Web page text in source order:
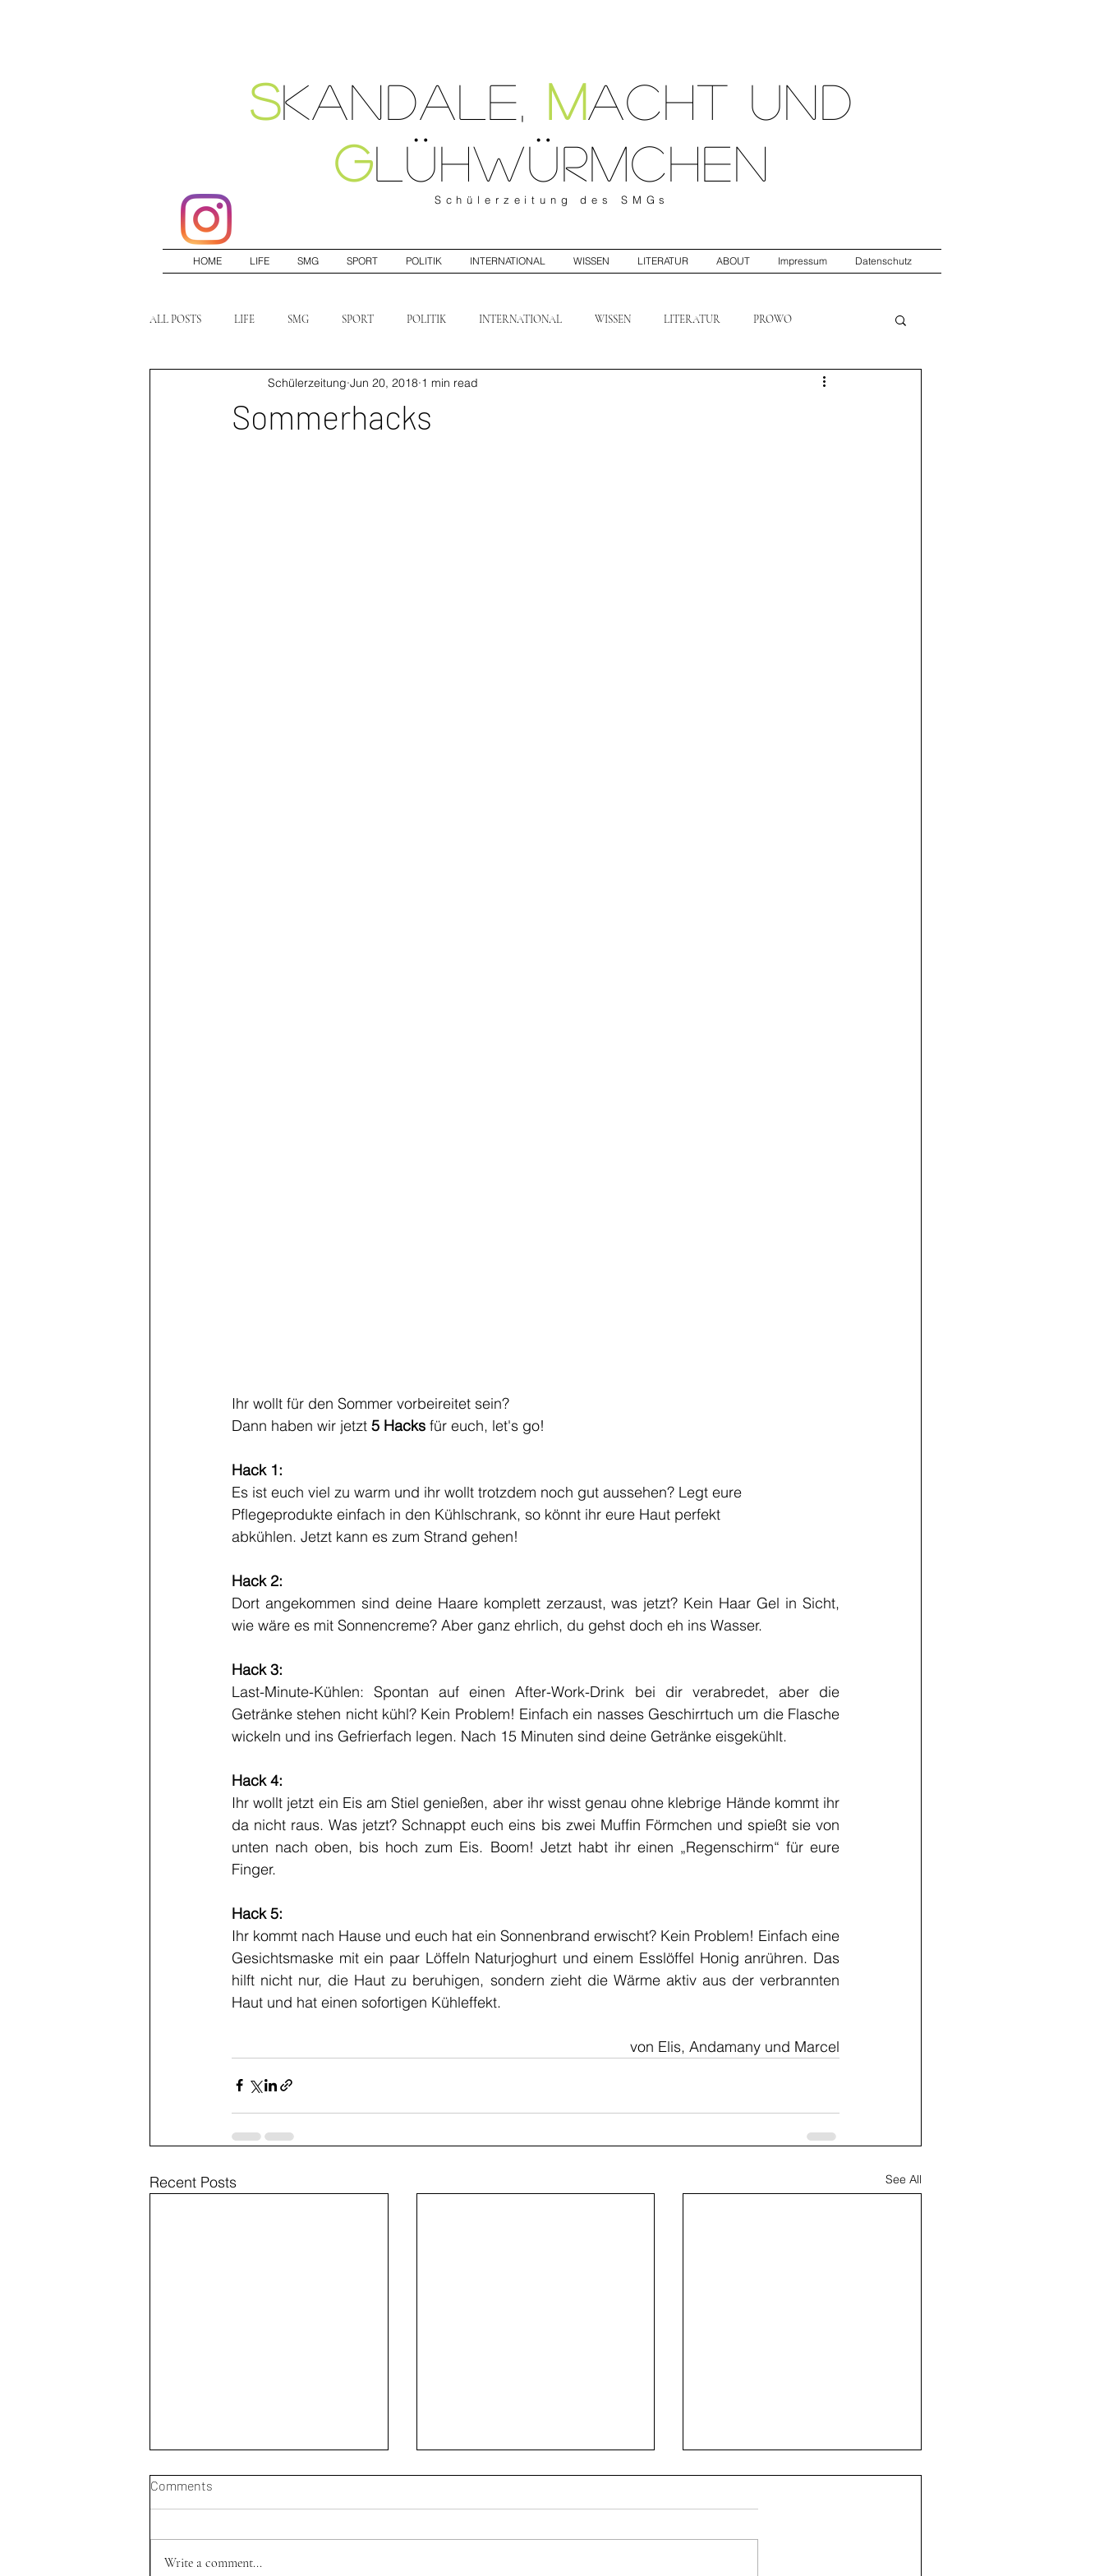
Skandale Macht und
Glühwürmchen
Schülerzeitung des SMGs
HOME LIFE SMG SPORT POLITIK INTERNATIONAL WISSEN LITERATUR ABOUT Impressum Datenschutz
ALL POSTS LIFE SMG SPORT POLITIK INTERNATIONAL WISSEN LITERATUR PROWO
Sommerhacks
Schülerzeitung Jun 20, 2018 1 min read
Ihr wollt für den Sommer vorbeireitet sein?
Dann haben wir jetzt 5 Hacks für euch, let's go!
Hack 1:
Es ist euch viel zu warm und ihr wollt trotzdem noch gut aussehen? Legt eure
Pflegeprodukte einfach in den Kühlschrank, so könnt ihr eure Haut perfekt
abkühlen. Jetzt kann es zum Strand gehen!
Hack 2:
Dort angekommen sind deine Haare komplett zerzaust, was jetzt? Kein Haar Gel in Sicht,
wie wäre es mit Sonnencreme? Aber ganz ehrlich, du gehst doch eh ins Wasser.
Hack 3:
Last-Minute-Kühlen: Spontan auf einen After-Work-Drink bei dir verabredet, aber die
Getränke stehen nicht kühl? Kein Problem! Einfach ein nasses Geschirrtuch um die Flasche
wickeln und ins Gefrierfach legen. Nach 15 Minuten sind deine Getränke eisgekühlt.
Hack 4:
Ihr wollt jetzt ein Eis am Stiel genießen, aber ihr wisst genau ohne klebrige Hände kommt ihr
da nicht raus. Was jetzt? Schnappt euch eins bis zwei Muffin Förmchen und spießt sie von
unten nach oben, bis hoch zum Eis. Boom! Jetzt habt ihr einen „Regenschirm“ für eure
Finger.
Hack 5:
Ihr kommt nach Hause und euch hat ein Sonnenbrand erwischt? Kein Problem! Einfach eine
Gesichtsmaske mit ein paar Löffeln Naturjoghurt und einem Esslöffel Honig anrühren. Das
hilft nicht nur, die Haut zu beruhigen, sondern zieht die Wärme aktiv aus der verbrannten
Haut und hat einen sofortigen Kühleffekt.
von Elis, Andamany und Marcel
Recent Posts See All
Theater-AG 2025/26
Comments
Write a comment...